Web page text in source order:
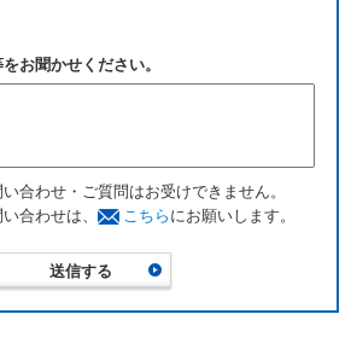
お聞かせください。
合わせ・ご質問はお受けできません。
合わせは、
こちら にお願いします。